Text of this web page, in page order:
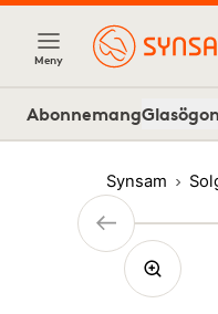
Meny
AbonnemangGlasögon
Synsam